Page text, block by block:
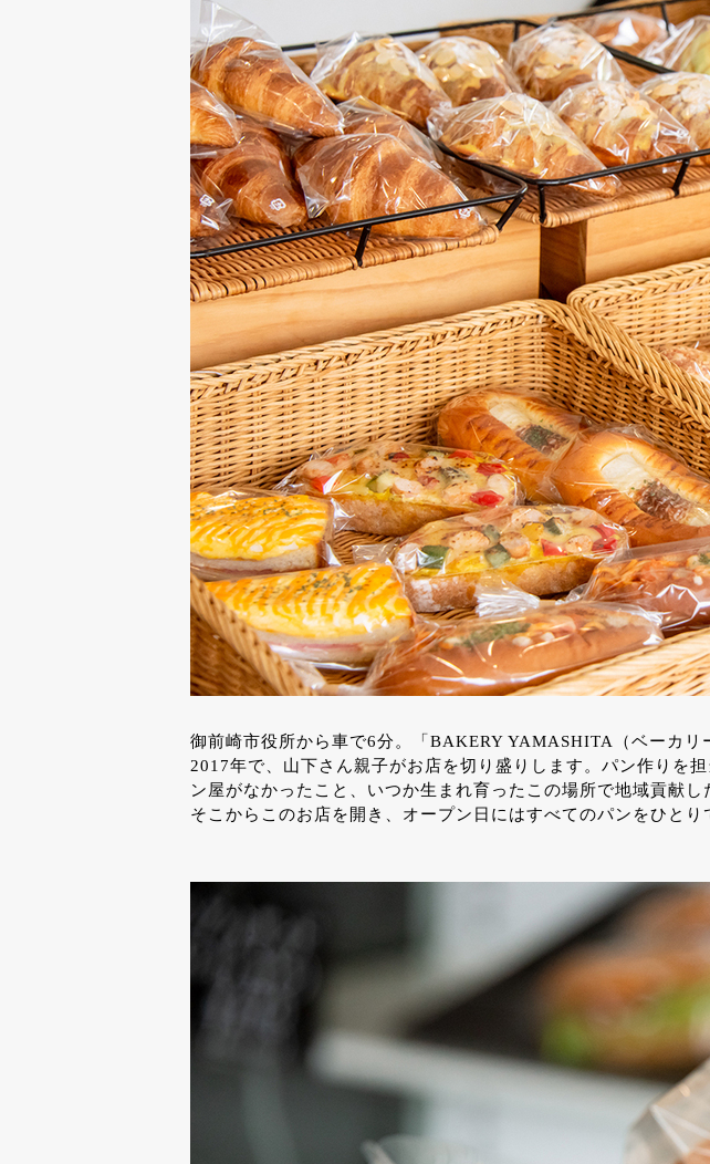
御前崎市役所から車で6分。「BAKERY YAMASHITA（ベーカ
2017年で、山下さん親子がお店を切り盛りします。パン作りを
ン屋がなかったこと、いつか生まれ育ったこの場所で地域貢献
そこからこのお店を開き、オープン日にはすべてのパンをひとり